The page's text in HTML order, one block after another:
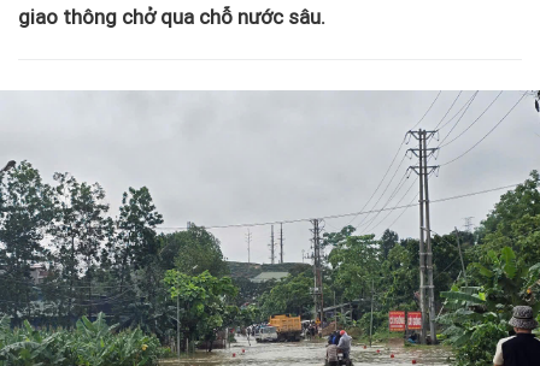
giao thông chở qua chỗ nước sâu.